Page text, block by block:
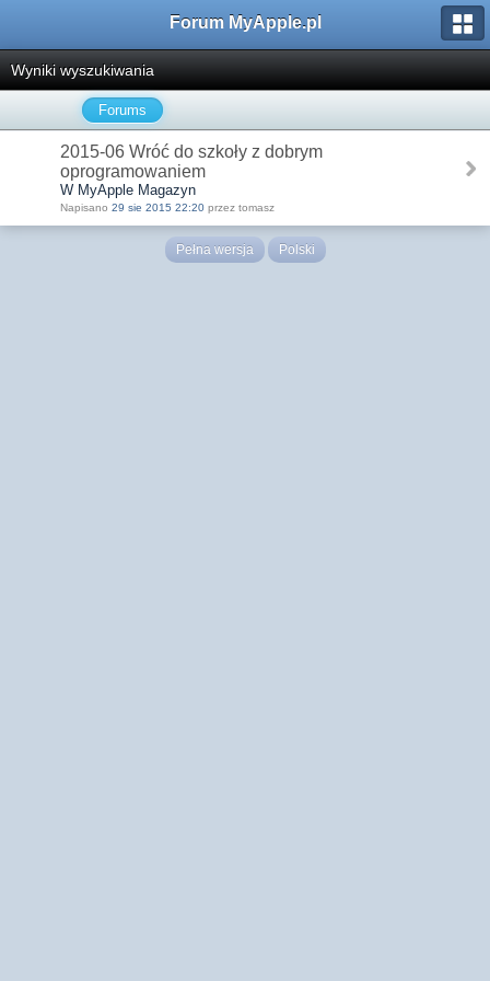
Forum MyApple.pl
Wyniki wyszukiwania
Forums
2015-06 Wróć do szkoły z dobrym
oprogramowaniem
W MyApple Magazyn
Napisano 29 sie 2015 22:20 przez tomasz
Pełna wersja Polski